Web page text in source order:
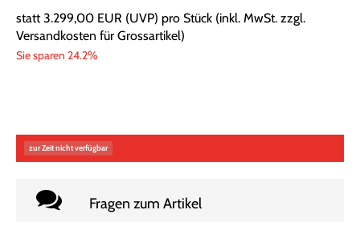
statt3.299,00 EUR (UVP) pro Stück (inkl. MwSt. zzgl.
Versandkosten für Grossartikel)
Sie sparen 24.2%
zur Zeit nicht verfügbar
Fragen zum Artikel